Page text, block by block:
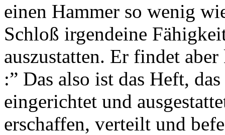
einen Hammer so wenig
Schloß irgendeine
auszustatten. Er findet
:” Das also ist das Heft,
eingerichtet und
erschaffen, verteilt und